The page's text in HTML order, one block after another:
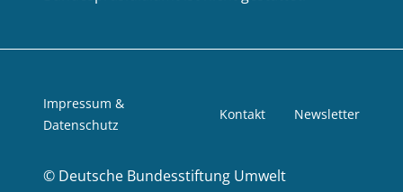
© Deutsche Bundesstiftung Umwelt
Impressum &
Datenschutz
Kontakt Newsletter